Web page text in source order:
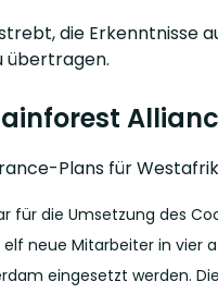
die Erkenntnisse
übertragen.
Plans für
für die Umsetzung des
neue Mitarbeiter in vier
eingesetzt werden.